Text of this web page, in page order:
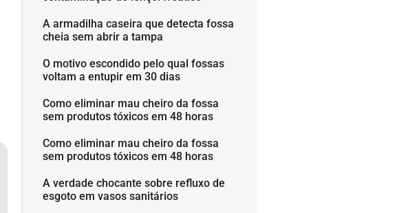
A armadilha caseira que detecta fossa
cheia sem abrir a tampa
O motivo escondido pelo qual fossas
voltam a entupir em 30 dias
Como eliminar mau cheiro da fossa
sem produtos tóxicos em 48 horas
Como eliminar mau cheiro da fossa
sem produtos tóxicos em 48 horas
A verdade chocante sobre refluxo de
esgoto em vasos sanitários